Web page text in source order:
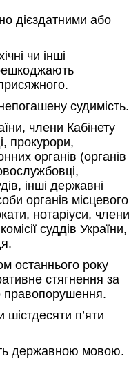
дієздатними або
чи інші
судимість.
члени Кабінету
прокурори,
органів (органів
інші державні
органів місцевого
нотаріуси, члени
суддів України,
останнього року
стягнення за
правопорушення.
п’яти
державною мовою.